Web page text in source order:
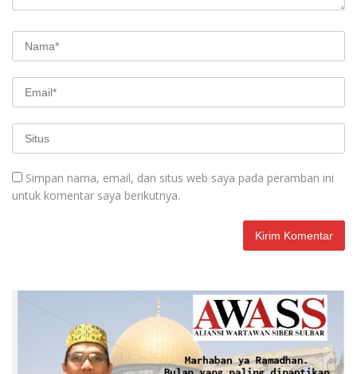
Simpan nama, email, dan situs web saya pada peramban ini
untuk komentar saya berikutnya.